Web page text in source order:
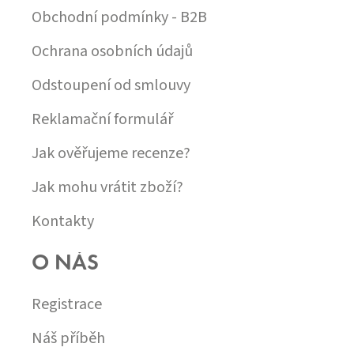
Ý
P
S
Obchodní podmínky - B2B
Ochrana osobních údajů
Odstoupení od smlouvy
Reklamační formulář
Jak ověřujeme recenze?
Jak mohu vrátit zboží?
Kontakty
O NÁS
Registrace
Náš příběh